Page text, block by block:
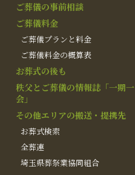
ご葬儀の事前相談
ご葬儀料金
ご葬儀プランと料金
ご葬儀料金の概算表
お葬式の後も
秩父とご葬儀の情報誌「一期一
会」
その他エリアの搬送・提携先
お葬式検索
全葬連
埼玉県葬祭業協同組合